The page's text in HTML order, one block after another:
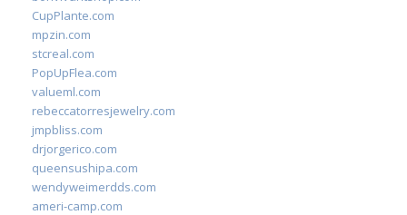
CupPlante.com
mpzin.com
stcreal.com
PopUpFlea.com
valueml.com
rebeccatorresjewelry.com
jmpbliss.com
drjorgerico.com
queensushipa.com
wendyweimerdds.com
ameri-camp.com